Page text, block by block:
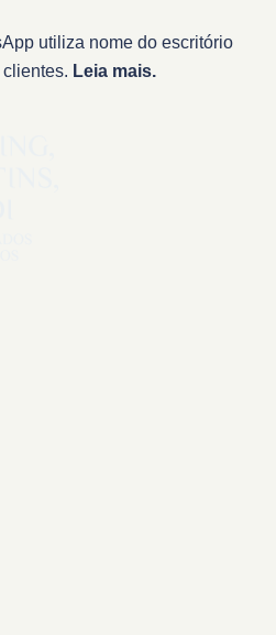
utiliza nome do escritório
Leia mais.